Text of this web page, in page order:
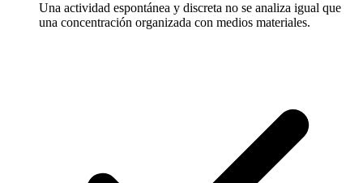
Una actividad espontánea y discreta no se analiza igual que
una concentración organizada con medios materiales.